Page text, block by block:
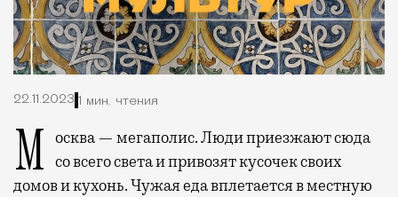
22.11.2023 1 мин. чтения
Москва — мегаполис. Люди приезжают сюда со всего света и привозят кусочек своих
домов и кухонь. Чужая еда вплетается в местную